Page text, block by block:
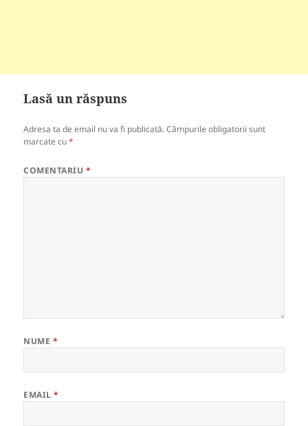
Lasă un răspuns
Adresa ta de email nu va fi publicată. Câmpurile obligatorii sunt
marcate cu*
COMENTARIU *
NUME *
EMAIL*